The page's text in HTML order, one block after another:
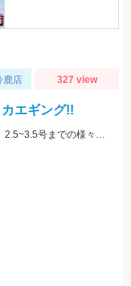
鹿店 327 view
エギング!!
季節的に大小のサイズのイカが混ざっているので、2.5~3.5号までの様々なサイズを持っていきましょう!!